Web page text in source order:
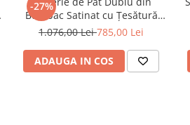
-27%
Bumbac Satinat cu Țesătură
Jacquard, 7 Piese – Rodrigo Gri
1.076,00 Lei785,00 Lei
ADAUGA IN COS